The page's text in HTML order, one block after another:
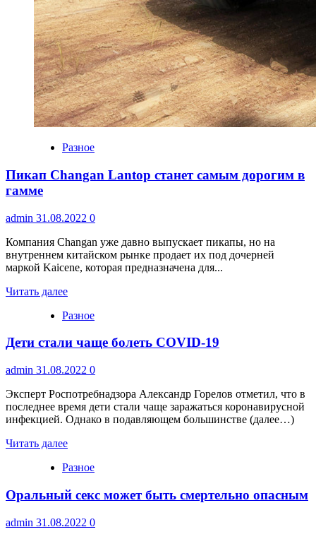
Разное
Пикап Changan Lantop станет самым дорогим в
гамме
admin 31.08.2022 0
Компания Changan уже давно выпускает пикапы, но на
внутреннем китайском рынке продает их под дочерней
маркой Kaicene, которая предназначена для...
Читать далее
Разное
Дети стали чаще болеть COVID-19
admin 31.08.2022 0
Эксперт Роспотребнадзора Александр Горелов отметил, что в
последнее время дети стали чаще заражаться коронавирусной
инфекцией. Однако в подавляющем большинстве (далее…)
Читать далее
Разное
Оральный секс может быть смертельно опасным
admin 31.08.2022 0